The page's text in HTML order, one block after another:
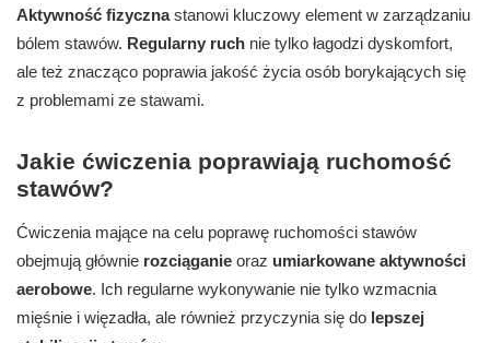
Aktywność fizycznastanowi kluczowy element w zarządzaniu
bólem stawów. Regularny ruch nie tylko łagodzi dyskomfort,
ale też znacząco poprawia jakość życia osób borykających się
z problemami ze stawami.
Jakie ćwiczenia poprawiają ruchomość
stawów?
Ćwiczenia mające na celu poprawę ruchomości stawów
obejmują głównie rozciąganie oraz umiarkowane aktywności
aerobowe. Ich regularne wykonywanie nie tylko wzmacnia
mięśnie i więzadła, ale również przyczynia się do lepszej